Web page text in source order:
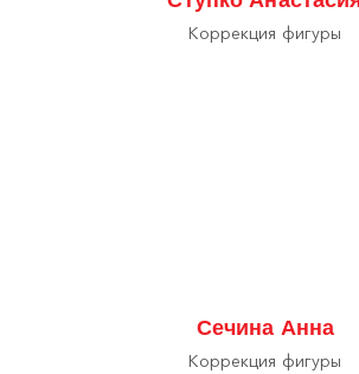
Коррекция фигуры
Сечина Анна
Коррекция фигуры